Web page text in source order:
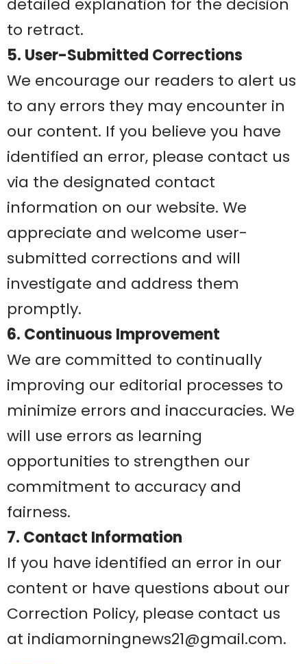
detailed explanation for the decision
to retract.
5. User-Submitted Corrections
We encourage our readers to alert us
to any errors they may encounter in
our content. If you believe you have
identified an error, please contact us
via the designated contact
information on our website. We
appreciate and welcome user-
submitted corrections and will
investigate and address them
promptly.
6. Continuous Improvement
We are committed to continually
improving our editorial processes to
minimize errors and inaccuracies. We
will use errors as learning
opportunities to strengthen our
commitment to accuracy and
fairness.
7. Contact Information
If you have identified an error in our
content or have questions about our
Correction Policy, please contact us
at indiamorningnews21@gmail.com.